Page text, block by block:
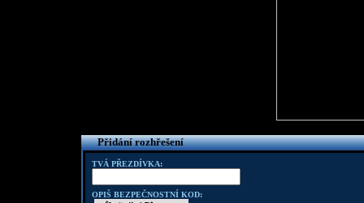
Přidání rozhřešení
TVÁ PŘEZDÍVKA:
OPIŠ BEZPEČNOSTNÍ KOD: